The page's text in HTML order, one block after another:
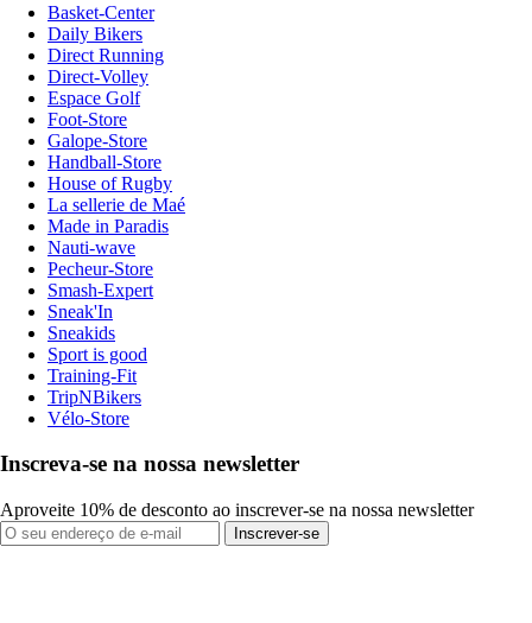
Basket-Center
Daily Bikers
Direct Running
Direct-Volley
Espace Golf
Foot-Store
Galope-Store
Handball-Store
House of Rugby
La sellerie de Maé
Made in Paradis
Nauti-wave
Pecheur-Store
Smash-Expert
Sneak'In
Sneakids
Sport is good
Training-Fit
TripNBikers
Vélo-Store
Inscreva-se na nossa newsletter
Aproveite 10% de desconto ao inscrever-se na nossa newsletter
Inscrever-se